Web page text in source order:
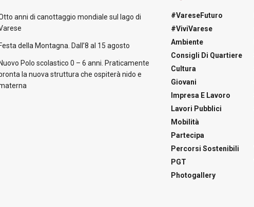
anni di canottaggio mondiale sul lago di
Festa della Montagna. Dall’8 al 15 agosto
Nuovo Polo scolastico 0 – 6 anni. Praticamente
la nuova struttura che ospiterà nido e
#VareseFuturo
#ViviVarese
Ambiente
Consigli Di Quartiere
Cultura
Giovani
Impresa E Lavoro
Lavori Pubblici
Mobilità
Partecipa
Percorsi Sostenibili
PGT
Photogallery